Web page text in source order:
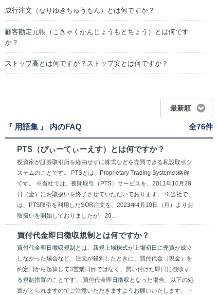
成行注文（なりゆきちゅうもん）とは何ですか？
顧客勘定元帳（こきゃくかんじょうもとちょう）とは何です
か？
ストップ高とは何ですか？ストップ安とは何ですか？
最新順
『 用語集 』 内のFAQ 全76件
PTS（ぴぃーてぃーえす）とは何ですか？
投資家が証券取引所を経由せずに株式などを売買できる私設取引シ
ステムのことです。 PTSとは、Proprietary Trading Systemの略称
です。 ※当社では、夜間取引（PTS）サービスを、2011年10月28
日（金）にお取扱いを終了させていただいております。 ※当社で
は、PTS取引を利用したSOR注文を、2023年4月10日（月）よりお
取扱いを開始しておりましたが、20...
買付代金即日徴収規制とは何ですか？
買付代金即日徴収規制とは、新規上場株式が上場初日に売買が成立
しなかった場合など、注文が殺到したときに、買付代金（現金）を
約定日から起算して3営業日目ではなく、買い付けた即日に徴収す
る規制措置のことです。 買付代金即日徴収となった場合、以下の処
置がとられますのでご注意いただきますようお願いいたします。 ・